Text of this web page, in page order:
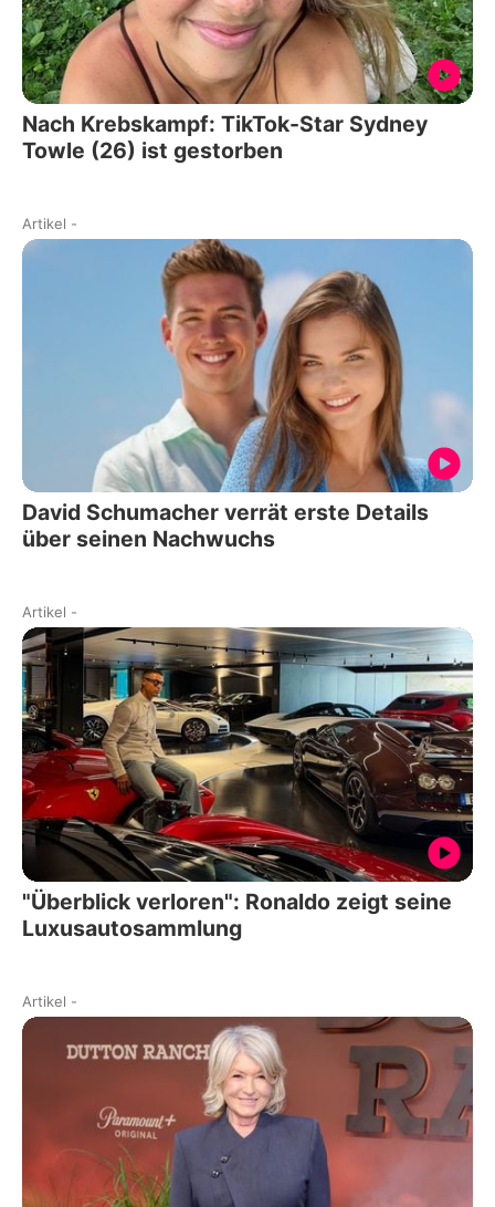
Nach Krebskampf: TikTok-Star Sydney
Towle (26) ist gestorben
Artikel -
David Schumacher verrät erste Details
über seinen Nachwuchs
Artikel -
"Überblick verloren": Ronaldo zeigt seine
Luxusautosammlung
Artikel -